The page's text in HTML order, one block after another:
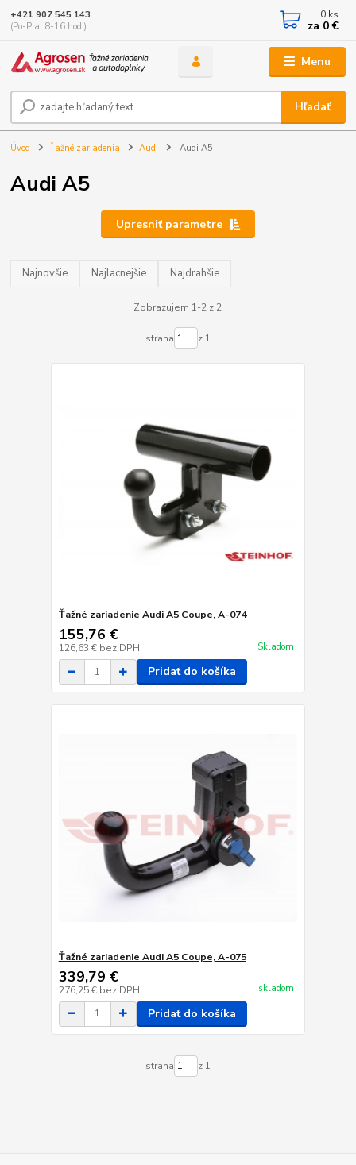
Menu
Hľadať
+421 907 545 143
(Po-Pia, 8-16 hod.)
0 ks
za 0 €
Úvod Ťažné zariadenia Audi Audi A5
Audi A5
Upresniť parametre
Najnovšie Najlacnejšie Najdrahšie
Zobrazujem 1-2 z 2
strana z 1
Ťažné zariadenie Audi A5 Coupe, A-074
155,76 €
126,63 € bez DPH Skladom
Pridať do košíka
Ťažné zariadenie Audi A5 Coupe, A-075
339,79 €
276,25 € bez DPH skladom
Pridať do košíka
strana z 1